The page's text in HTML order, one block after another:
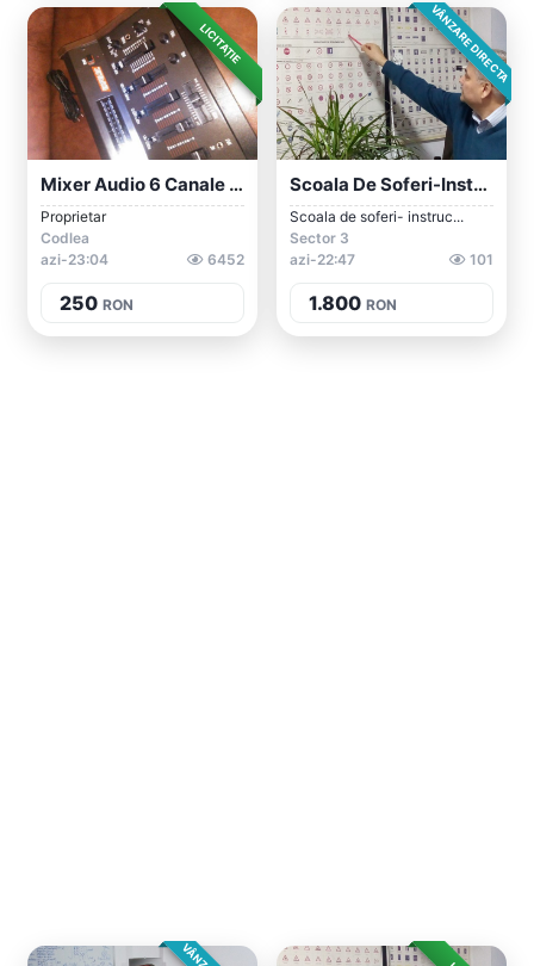
LICITAȚIE
Mixer Audio 6 Canale -Expelec Mix.002C
Proprietar
Codlea
azi-23:04
6452
250 RON
VÂNZARE DIRECTA
Scoala De Soferi-Instructor Auto/Profeso...
Scoala de soferi- instruc...
Sector 3
azi-22:47
101
1.800 RON